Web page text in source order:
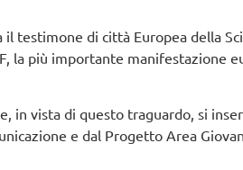
il testimone di città Europea della
la più importante manifestazione
in vista di questo traguardo, si
e dal Progetto Area